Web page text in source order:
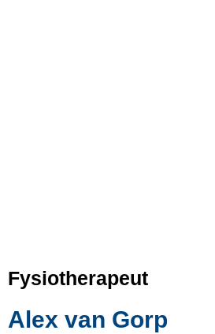
Fysiotherapeut
Alex van Gorp